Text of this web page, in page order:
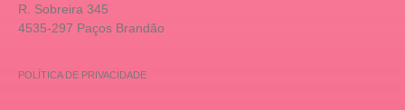
R. Sobreira 345
4535-297 Paços Brandão
POLÍTICA DE PRIVACIDADE